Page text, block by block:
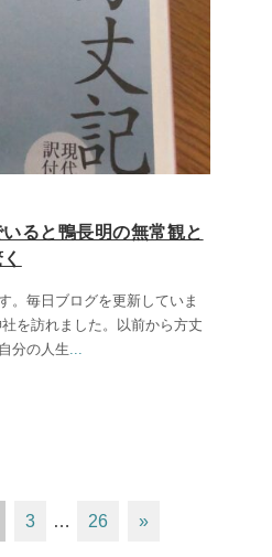
いると鴨長明の無常観と
。毎日ブログを更新していま
を訪れました。以前から方丈
分の人生...
3 … 26 »